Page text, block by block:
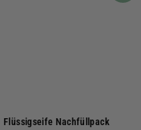
Flüssigseife Nachfüllpack